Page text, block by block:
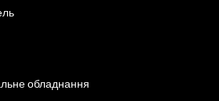
обладнання